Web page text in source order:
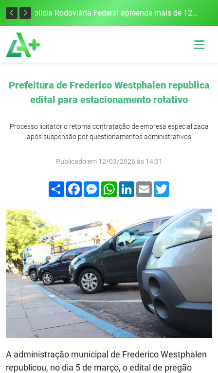
Tecnologia inovadora desenvolvida na UFSM/FW utiliza drones e IA para monitorar a qualidade da água Polícia Rodoviária Federal apreende mais de 120 quilos de maconha na BR-386, em Frederico Westphalen
Prefeitura de Frederico Westphalen republica
edital para estacionamento rotativo
Processo licitatório retoma contratação de empresa especializada
após suspensão por questionamentos administrativos
Publicado em 12/03/2026 às 14:31
Compartilhar
FacebookMessenger
WhatsApp
LinkedIn
Email
A administração municipal de Frederico Westphalen
republicou, no dia 5 de março, o edital de pregão